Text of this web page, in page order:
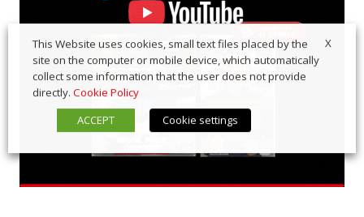
X
This Website uses cookies, small text files placed by the
site on the computer or mobile device, which automatically
collect some information that the user does not provide
directly. Cookie Policy
ACCEPT
Cookie settings